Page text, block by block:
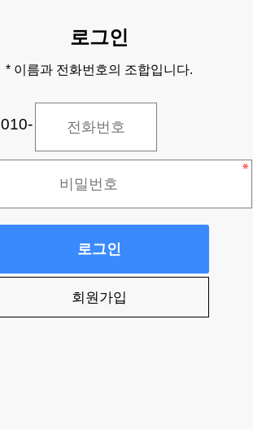
로그인
* 이름과 전화번호의 조합입니다.
010-
로그인
회원가입